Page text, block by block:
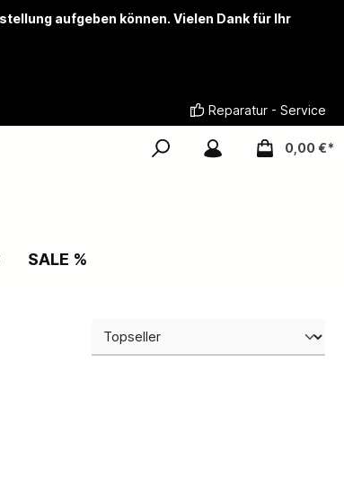
aufgeben können. Vielen Dank für Ihr
Reparatur - Service
0,00 €*
SALE %